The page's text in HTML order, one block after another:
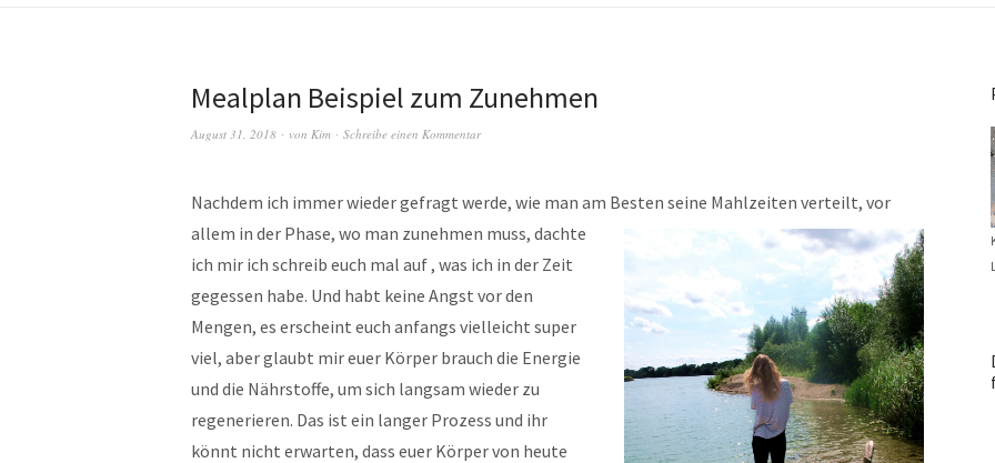
Mealplan Beispiel zum Zunehmen
August 31, 2018 von Kim Schreibe einen Kommentar
Nachdem ich immer wieder gefragt werde, wie man am Besten seine Mahlzeiten verteilt, vor
allem in der Phase, wo man zunehmen muss, dachte
ich mir ich schreib euch mal auf , was ich in der Zeit
gegessen habe. Und habt keine Angst vor den
Mengen, es erscheint euch anfangs vielleicht super
viel, aber glaubt mir euer Körper brauch die Energie
und die Nährstoffe, um sich langsam wieder zu
regenerieren. Das ist ein langer Prozess und ihr
könnt nicht erwarten, dass euer Körper von heute